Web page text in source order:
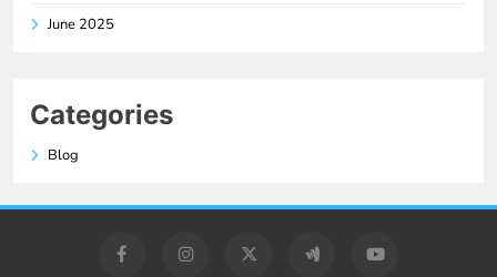
June 2025
Categories
Blog